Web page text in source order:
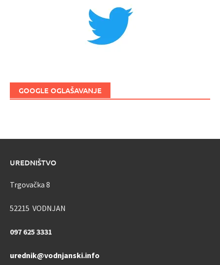
GOOGLE OGLAŠAVANJE
UREDNIŠTVO
Trgovačka 8
52215 VODNJAN
097 625 3331
urednik@vodnjanski.info